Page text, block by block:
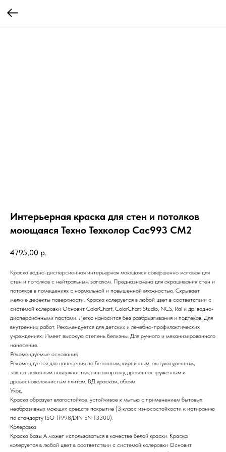
Интерьерная краска для стен и потолков
моющаяся Техно Техколор Cac993 CM2
4795,00 р.
Краска водно-дисперсионная интерьерная моющаяся совершенно матовая для
стен и потолков с нейтральным запахом. Предназначена для окрашивания стен и
потолков в помещениях с нормальной и повышенной влажностью. Скрывает
мелкие дефекты поверхности. Краска колеруется в любой цвет в соответствии с
системой колеровки Основит ColorChart, ColorChart Studio, NCS, Ral и др. водно-
дисперсионными пастами. Легко наносится без разбрызгивания и подтеков. Для
внутренних работ. Рекомендуется для детских и лечебно-профилактических
учреждениях. Имеет высокую степень белизны. Для ручного и механизированного
нанесения. .
Рекомендуемые основания
Рекомендуется для нанесения по бетонным, кирпичным, оштукатуренным,
зашпатлеванным поверхностям, гипсокартону, древесностружечным и
древесноволокнистым плитам, ВД краскам, обоям.
Уход
Краска образует влагостойкое, устойчивое к мытью с применением бытовых
неабразивных моющих средств покрытие (3 класс износостойкости к истиранию
по стандарту ISO 11998/DIN EN 13300).
Колеровка
Краска базы А может использоваться в качестве белой краски. Краска
колеруется в любой цвет в соответствии с системой колеровки Основит